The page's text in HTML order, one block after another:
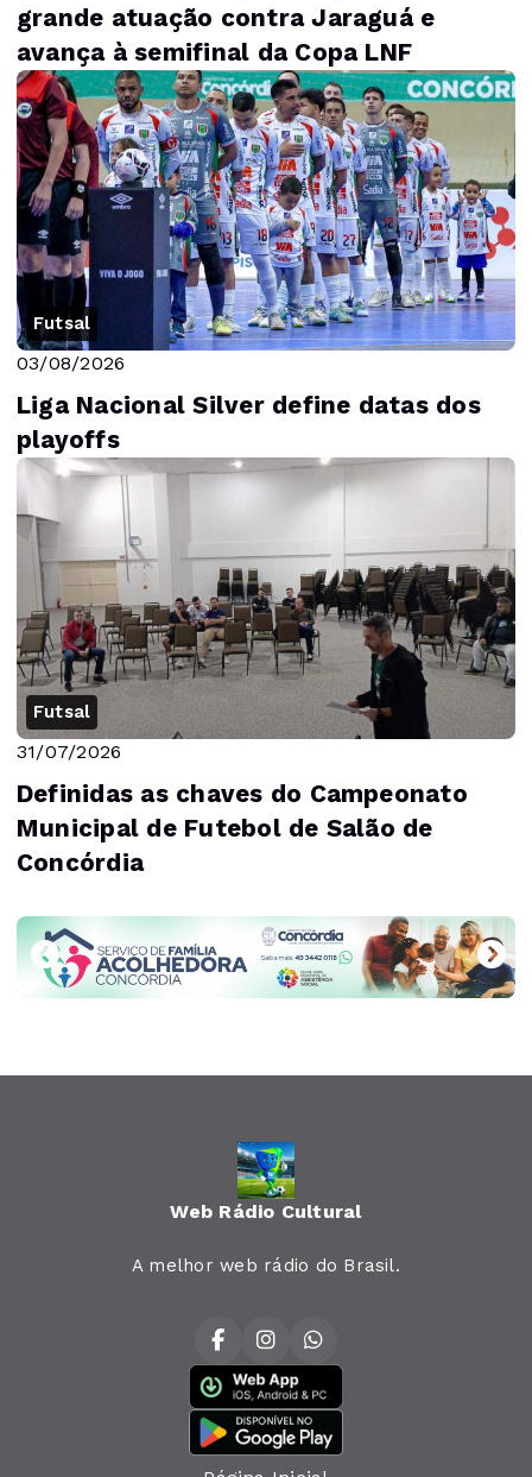
grande atuação contra Jaraguá e
avança à semifinal da Copa LNF
Futsal
03/08/2026
Liga Nacional Silver define datas dos
playoffs
Futsal
31/07/2026
Definidas as chaves do Campeonato
Municipal de Futebol de Salão de
Concórdia
Web Rádio Cultural
A melhor web rádio do Brasil.